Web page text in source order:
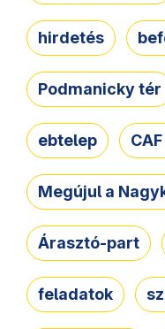
hirdetés
Podmanicky tér
ebtelep
Megújul a
Árasztó-part
feladatok